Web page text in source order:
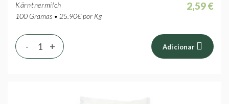
Kärntnermilch
100 Gramas • 25.90€ por Kg
2,59 €
+
- Adicionar